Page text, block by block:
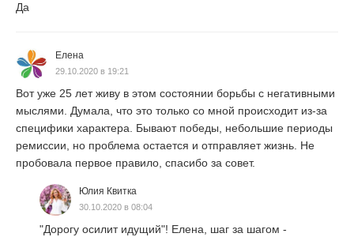
Да
Елена
29.10.2020 в 19:21
Вот уже 25 лет живу в этом состоянии борьбы с негативными
мыслями. Думала, что это только со мной происходит из-за
специфики характера. Бывают победы, небольшие периоды
ремиссии, но проблема остается и отправляет жизнь. Не
пробовала первое правило, спасибо за совет.
Юлия Квитка
30.10.2020 в 08:04
"Дорогу осилит идущий"! Елена, шаг за шагом -